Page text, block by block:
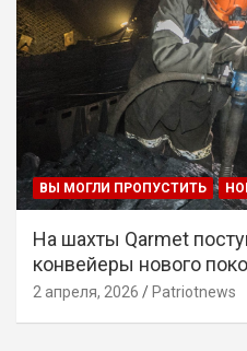
ВЫ МОГЛИ ПРОПУСТИТЬ
На шахты Qarmet
конвейеры нового
2 апреля, 2026 Patriotnews